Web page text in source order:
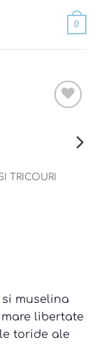
0
wishlist
TRICOURI
muselina
mare libertate
toride ale